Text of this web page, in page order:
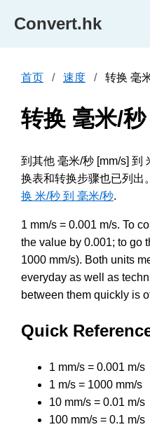
Convert.hk
首页 速度 转换 毫
转换 毫米/
到其他 毫米/秒 [mm/s] 到
换表和转换步骤也已列出
换 米/秒 到 毫米/秒.
1 mm/s = 0.001 m/s. To
the value by 0.001; to go
1000 mm/s). Both units
everyday as well as
between them quickly is
Quick
1 mm/s = 0.001 m/s
1 m/s = 1000 mm/s
10 mm/s = 0.01 m/s
100 mm/s = 0.1 m/s